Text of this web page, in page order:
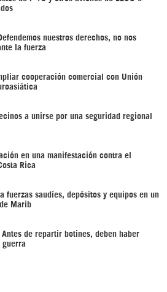
nuestros derechos, no nos
la fuerza
cooperación comercial con Unión
a unirse por una seguridad regional
en una manifestación contra el
Rica
fuerzas saudíes, depósitos y equipos en un
Marib
Antes de repartir botines, deben haber
guerra